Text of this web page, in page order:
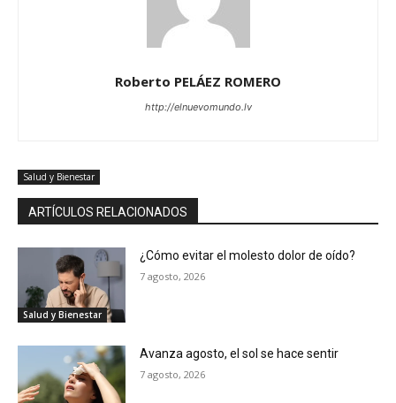
Roberto PELÁEZ ROMERO
http://elnuevomundo.lv
Salud y Bienestar
ARTÍCULOS RELACIONADOS
Salud y Bienestar
¿Cómo evitar el molesto dolor de oído?
7 agosto, 2026
Avanza agosto, el sol se hace sentir
7 agosto, 2026